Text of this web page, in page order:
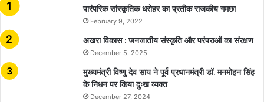
​​​​​​​पारंपरिक सांस्कृतिक धरोहर का प्रतीक राजकीय गमछा
February 9, 2022
अखरा विकास : जनजातीय संस्कृति और परंपराओं का संरक्षण
December 5, 2025
मुख्यमंत्री विष्णु देव साय ने पूर्व प्रधानमंत्री डॉ. मनमोहन सिंह
के निधन पर किया दुःख व्यक्त
December 27, 2024